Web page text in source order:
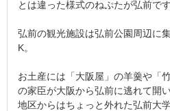
とは違った様式のねぷたが弘前で
弘前の観光施設は弘前公園周辺に
K。
お土産には「大阪屋」の羊羹や「
の家臣が大阪から弘前に逃れて開
地区からはちょっと外れた弘前大